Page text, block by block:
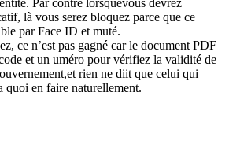
Par contre lorsquevous devrez
là vous serez bloquez parce que ce
par Face ID et muté.
ce n’est pas gagné car le document PDF
et un uméro pour vérifiez la validité de
rien ne diit que celui qui
quoi en faire naturellement.